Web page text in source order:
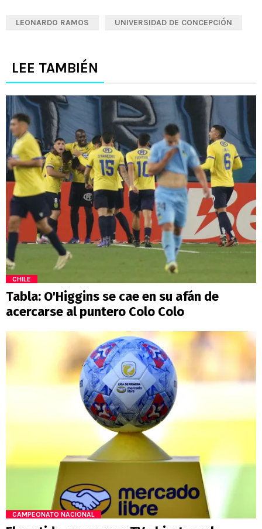
LEONARDO RAMOS UNIVERSIDAD DE CONCEPCIÓN
LEE TAMBIÉN
CHILE
Tabla: O'Higgins se cae en su afán de
acercarse al puntero Colo Colo
CAMPEONATO NACIONAL